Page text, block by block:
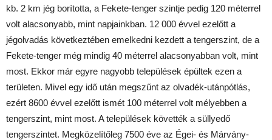
kb. 2 km jég borította, a Fekete-tenger szintje pedig 120 méterrel
volt alacsonyabb, mint napjainkban. 12 000 évvel ezelőtt a
jégolvadás következtében emelkedni kezdett a tengerszint, de a
Fekete-tenger még mindig 40 méterrel alacsonyabban volt, mint
most. Ekkor már egyre nagyobb települések épültek ezen a
területen. Mivel egy idő után megszűnt az olvadék-utánpótlás,
ezért 8600 évvel ezelőtt ismét 100 méterrel volt mélyebben a
tengerszint, mint most. A települések követték a süllyedő
tengerszintet. Megközelítőleg 7500 éve az Égei- és Márvány-